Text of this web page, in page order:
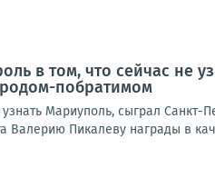
в том, что сейчас не
побратимом
Мариуполь, сыграл
Валерию Пикалеву награды в